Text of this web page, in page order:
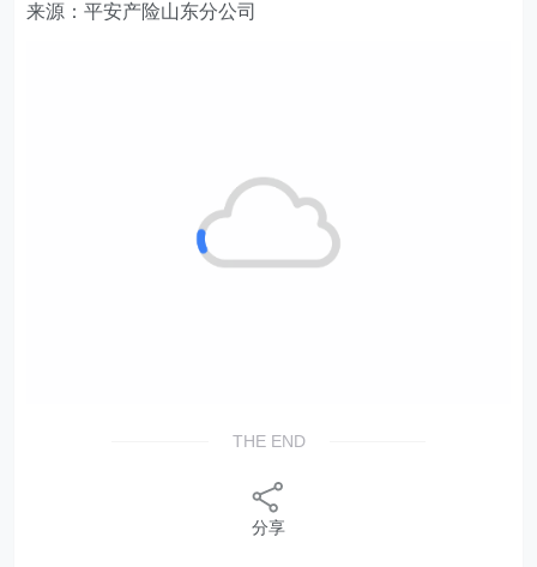
来源：平安产险山东分公司
THE END
分享